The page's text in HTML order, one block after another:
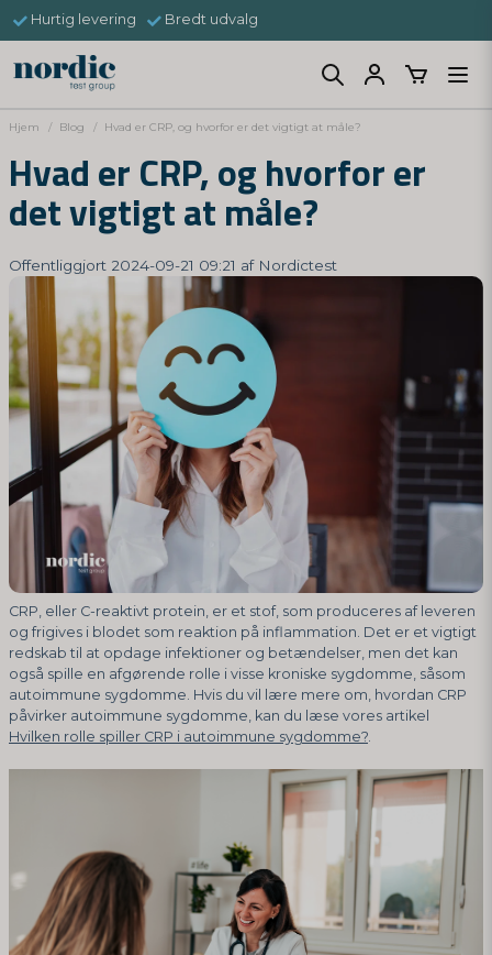
Hurtig levering Bredt udvalg
Hjem Blog Hvad er CRP, og hvorfor er det vigtigt at måle?
Hvad er CRP, og hvorfor er
det vigtigt at måle?
Offentliggjort 2024-09-21 09:21 af Nordictest
CRP, eller C-reaktivt protein, er et stof, som produceres af leveren
og frigives i blodet som reaktion på inflammation. Det er et vigtigt
redskab til at opdage infektioner og betændelser, men det kan
også spille en afgørende rolle i visse kroniske sygdomme, såsom
autoimmune sygdomme. Hvis du vil lære mere om, hvordan CRP
påvirker autoimmune sygdomme, kan du læse vores artikel
Hvilken rolle spiller CRP i autoimmune sygdomme?